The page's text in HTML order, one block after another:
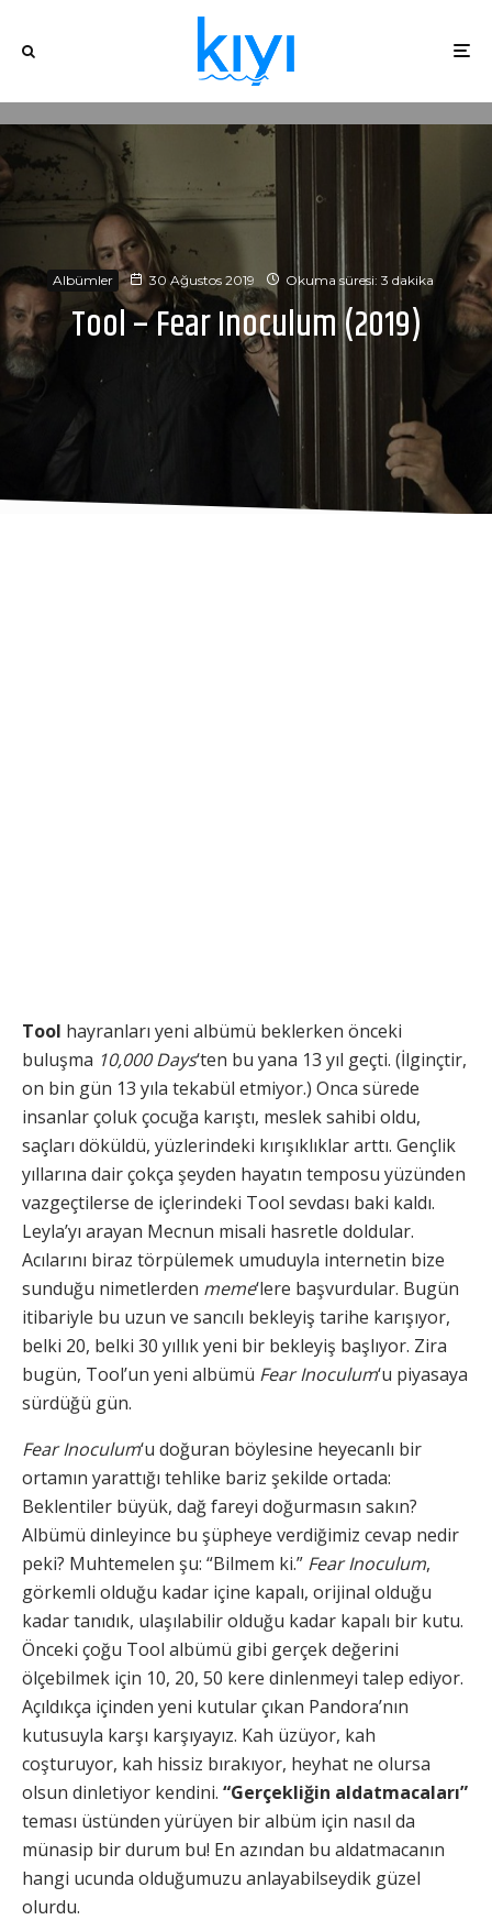
Albümler 30 Ağustos 2019 Okuma süresi: 3 dakika
Tool – Fear Inoculum (2019)
Tool hayranları yeni albümü beklerken önceki
buluşma 10,000 Days‘ten bu yana 13 yıl geçti. (İlginçtir,
on bin gün 13 yıla tekabül etmiyor.) Onca sürede
insanlar çoluk çocuğa karıştı, meslek sahibi oldu,
saçları döküldü, yüzlerindeki kırışıklıklar arttı. Gençlik
yıllarına dair çokça şeyden hayatın temposu yüzünden
vazgeçtilerse de içlerindeki Tool sevdası baki kaldı.
Leyla’yı arayan Mecnun misali hasretle doldular.
Acılarını biraz törpülemek umuduyla internetin bize
sunduğu nimetlerden meme‘lere başvurdular. Bugün
itibariyle bu uzun ve sancılı bekleyiş tarihe karışıyor,
belki 20, belki 30 yıllık yeni bir bekleyiş başlıyor. Zira
bugün, Tool’un yeni albümü Fear Inoculum‘u piyasaya
sürdüğü gün.
Fear Inoculum‘u doğuran böylesine heyecanlı bir
ortamın yarattığı tehlike bariz şekilde ortada:
Beklentiler büyük, dağ fareyi doğurmasın sakın?
Albümü dinleyince bu şüpheye verdiğimiz cevap nedir
peki? Muhtemelen şu: “Bilmem ki.” Fear Inoculum,
görkemli olduğu kadar içine kapalı, orijinal olduğu
kadar tanıdık, ulaşılabilir olduğu kadar kapalı bir kutu.
Önceki çoğu Tool albümü gibi gerçek değerini
ölçebilmek için 10, 20, 50 kere dinlenmeyi talep ediyor.
Açıldıkça içinden yeni kutular çıkan Pandora’nın
kutusuyla karşı karşıyayız. Kah üzüyor, kah
coşturuyor, kah hissiz bırakıyor, heyhat ne olursa
olsun dinletiyor kendini. “Gerçekliğin aldatmacaları”
teması üstünden yürüyen bir albüm için nasıl da
münasip bir durum bu! En azından bu aldatmacanın
hangi ucunda olduğumuzu anlayabilseydik güzel
olurdu.